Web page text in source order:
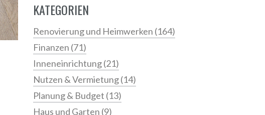
KATEGORIEN
Renovierung und Heimwerken (164)
Finanzen (71)
Inneneinrichtung(21)
Nutzen & Vermietung(14)
Planung & Budget (13)
Haus und Garten (9)